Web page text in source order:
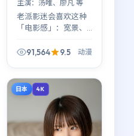
主演： 汤唯、廖凡 等
老派影迷会喜欢这种
「电影感」：宽景、
话。《逆光回响》在
一类动漫作品。
91,564 9.5 动漫
日本 4K